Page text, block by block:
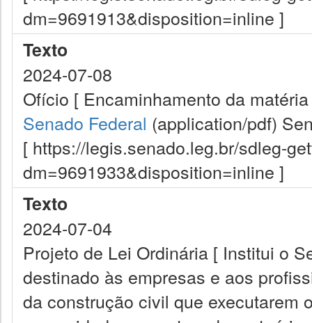
dm=9691913&disposition=inline ]
Texto
2024-07-08
Ofício [ Encaminhamento da
Senado Federal (application/pdf)
[ https://legis.senado.leg.br/sdleg-
dm=9691933&disposition=inline ]
Texto
2024-07-04
Projeto de Lei Ordinária [ Institui o
destinado às empresas e aos
da construção civil que executarem